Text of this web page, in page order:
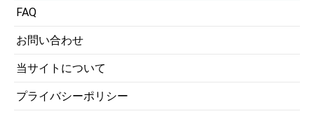
FAQ
お問い合わせ
当サイトについて
プライバシーポリシー